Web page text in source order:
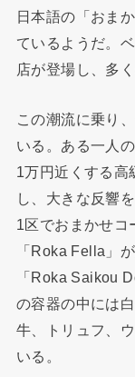
日本語の「おま
ているようだ。
店が登場し、多
この潮流に乗り
いる。ある一人
1万円近くする高
し、大きな反響
1区でおまかせコ
「Roka Fella」
「Roka Saikou
の容器の中には
牛、トリュフ、
いる。